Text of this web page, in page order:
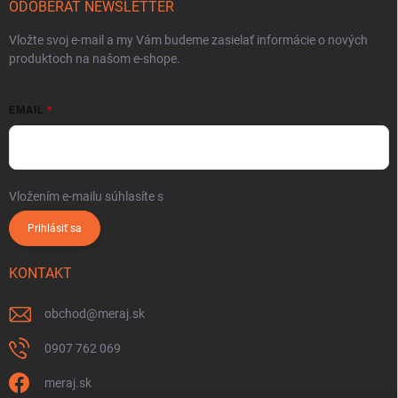
ODOBERAŤ NEWSLETTER
Vložte svoj e-mail a my Vám budeme zasielať informácie o nových
produktoch na našom e-shope.
EMAIL
Vložením e-mailu súhlasíte s
Prihlásiť sa
KONTAKT
obchod@meraj.sk
0907 762 069
meraj.sk